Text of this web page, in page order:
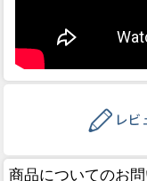
商品についてのお